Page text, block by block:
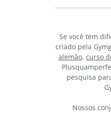
Se você tem
criado pela
alemão, curso
pesquisa
Nossos